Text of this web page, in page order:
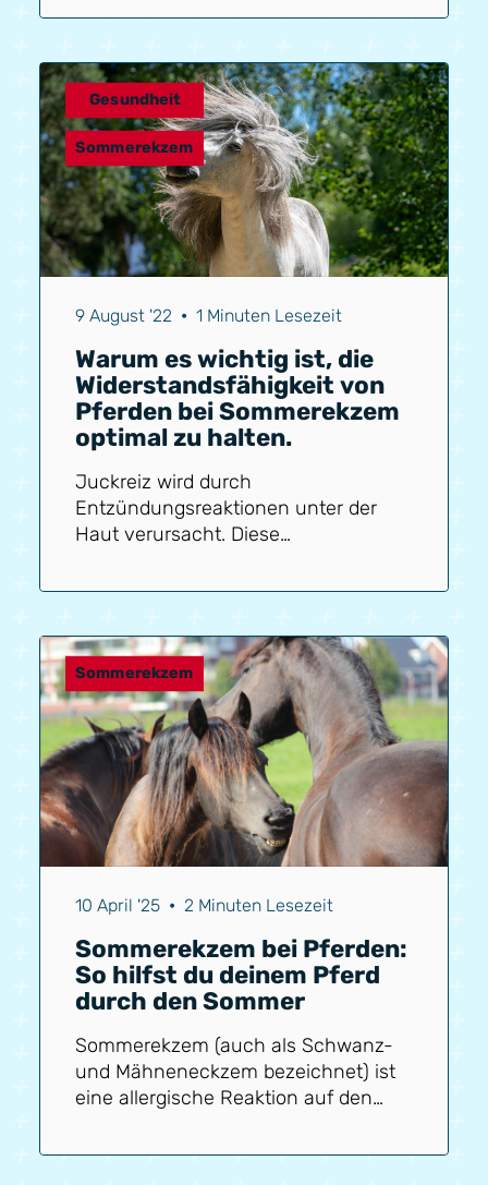
verringerst du die Wahrscheinlichkeit
gibt eine Reihe von Schritten, die du
jetzt schon unternehmen kannst, um
dein Pferd optimal zu schützen.
Gesundheit
Sommerekzem
9 August '22 • 1 Minuten Lesezeit
Warum es wichtig ist, die
Widerstandsfähigkeit von
Pferden bei Sommerekzem
optimal zu halten.
Juckreiz wird durch
Entzündungsreaktionen unter der
Haut verursacht. Diese
weil das Pferd eine Allergie gegen
(Culicoides-Mücke) hat. Der Körper
des Pferdes reagiert darauf und das
führt zu kleinen
Entzündungsreaktionen im gesamten
Körper und an der Stelle des
Mückenstichs. Diese
Entzündungsreaktionen verursachen
Juckreiz, wodurch das Pferd
scheuert, was die Haut schädigt und
wiederum Entzündungsreaktionen
hervorruft.
Sommerekzem
10 April '25 • 2 Minuten Lesezeit
Sommerekzem bei Pferden:
So hilfst du deinem Pferd
durch den Sommer
Sommerekzem (auch als Schwanz-
und Mähneneckzem bezeichnet) ist
eine allergische Reaktion auf den
Gnitze bekannt. Diese kleinen,